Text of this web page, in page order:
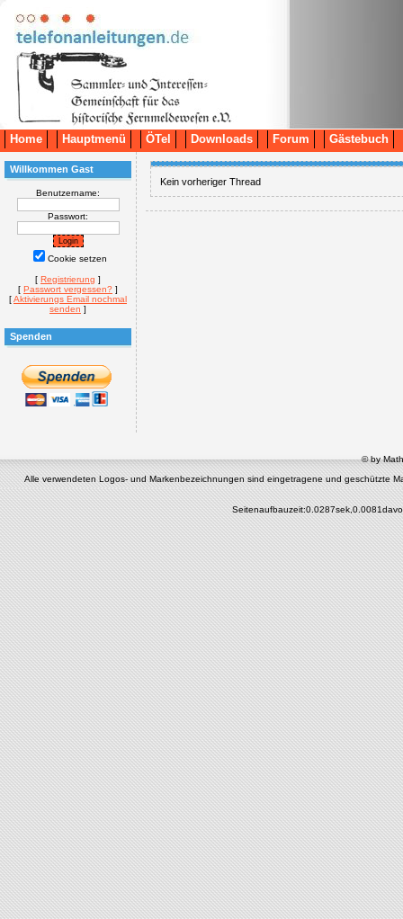
Home Hauptmenü ÖTel Downloads Forum Gästebuch
Willkommen Gast
Benutzername:
Passwort:
Cookie setzen
[ Registrierung ]
[ Passwort vergessen? ]
[Aktivierungs Email nochmal
senden ]
Spenden
Kein vorheriger Thread
© by
Alle verwendeten Logos- und Markenbezeichnungen sind eingetragene und geschützte